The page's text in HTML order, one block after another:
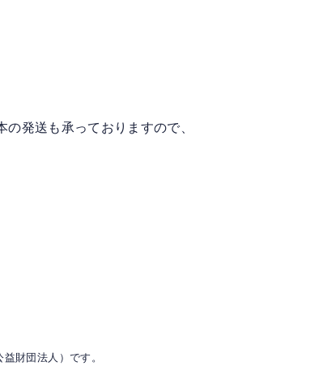
発送も承っておりますので、
財団法人）です。